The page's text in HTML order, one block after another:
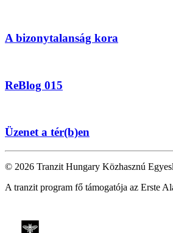
A bizonytalanság kora
ReBlog 015
Üzenet a tér(b)en
© 2026 Tranzit Hungary Közhasznú
A tranzit program fő támogatója az Erste